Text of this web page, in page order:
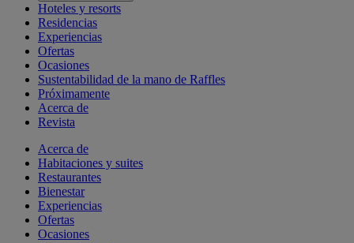
Hoteles y resorts
Residencias
Experiencias
Ofertas
Ocasiones
Sustentabilidad de la mano de Raffles
Próximamente
Acerca de
Revista
Acerca de
Habitaciones y suites
Restaurantes
Bienestar
Experiencias
Ofertas
Ocasiones